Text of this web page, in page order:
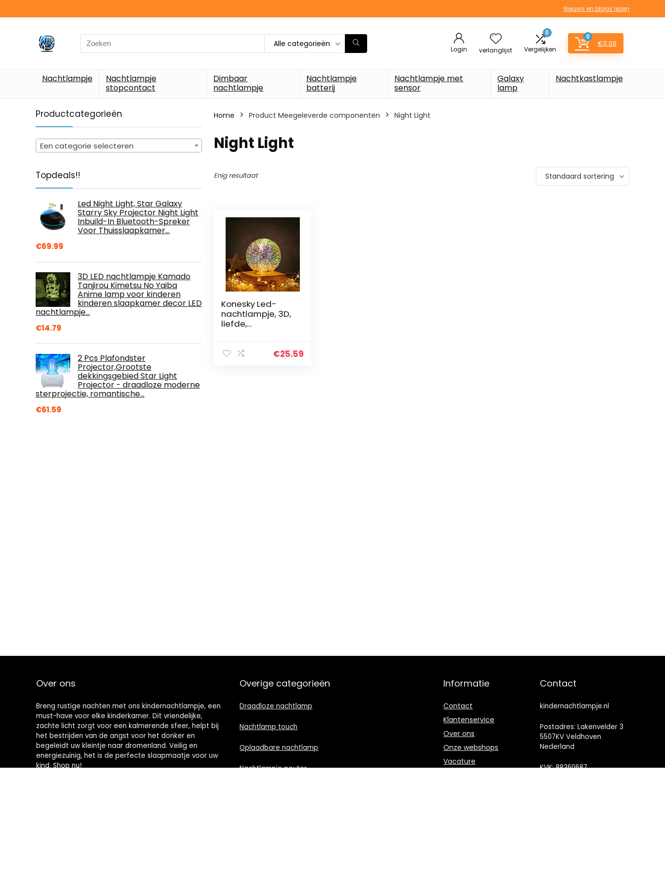
Nieuws en blogs lezen
Search
for:
Alle categorieën
Login verlanglijst
0
Vergelijken
0
€0.00
Nachtlampje
Nachtlampje
stopcontact
Dimbaar
nachtlampje
Nachtlampje
batterij
Nachtlampje met
sensor
Galaxy
lamp
Nachtkastlampje
Productcategorieën
Een categorie selecteren
Topdeals!!
Led Night Light, Star Galaxy
Starry Sky Projector Night Light
Inbuild-In Bluetooth-Spreker
Voor Thuisslaapkamer…
€69.99
3D LED nachtlampje Kamado
Tanjirou Kimetsu No Yaiba
Anime lamp voor kinderen
kinderen slaapkamer decor LED
nachtlampje…
€14.79
2 Pcs Plafondster
Projector,Grootste
dekkingsgebied Star Light
Projector - draadloze moderne
sterprojectie, romantische…
€61.59
Home Product Meegeleverde componenten ‎Night Light
‎Night Light
Enig resultaat Standaard sortering
Konesky Led-
nachtlampje, 3D,
liefde,
kristallen bol,€25.59
Over ons
Breng rustige nachten met ons kindernachtlampje, een
must-have voor elke kinderkamer. Dit vriendelijke,
zachte licht zorgt voor een kalmerende sfeer, helpt bij
het bestrijden van de angst voor het donker en
begeleidt uw kleintje naar dromenland. Veilig en
energiezuinig, het is de perfecte slaapmaatje voor uw
kind. Shop nu!
Overige categorieën
Draadloze nachtlamp
Nachtlamp touch
Oplaadbare nachtlamp
Nachtlampje peuter
Informatie
Contact
Klantenservice
Over ons
Onze webshops
Vacature
Contact
kindernachtlampje.nl
Postadres: Lakenvelder 3
5507KV Veldhoven
Nederland
KVK: 88360687